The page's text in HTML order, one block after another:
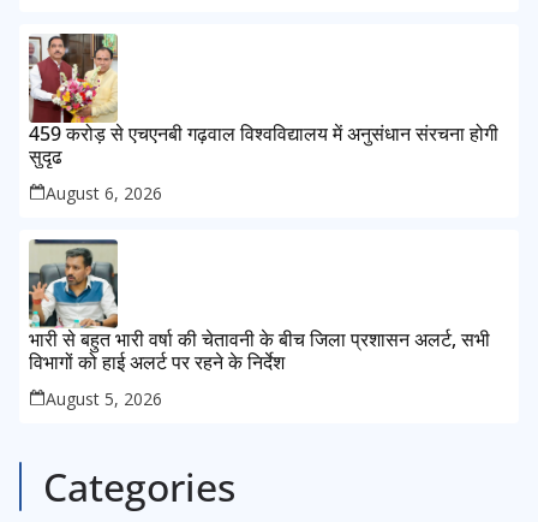
459 करोड़ से एचएनबी गढ़वाल विश्वविद्यालय में अनुसंधान संरचना होगी
सुदृढ
August 6, 2026
भारी से बहुत भारी वर्षा की चेतावनी के बीच जिला प्रशासन अलर्ट, सभी
विभागों को हाई अलर्ट पर रहने के निर्देश
August 5, 2026
Categories